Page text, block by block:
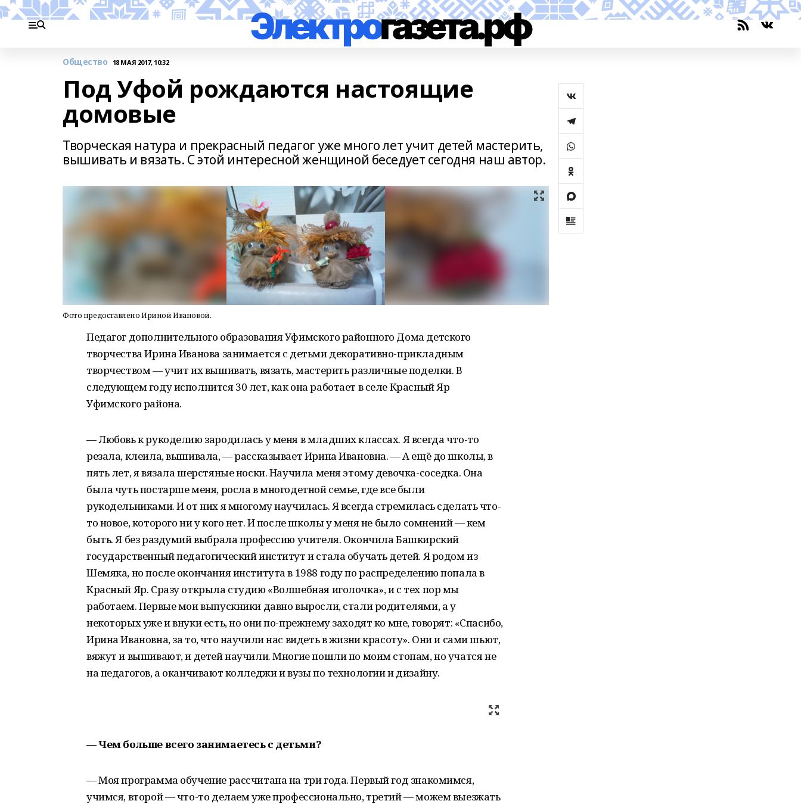
Общество 18 МАЯ 2017, 10:32
Под Уфой рождаются настоящие
домовые
Творческая натура и прекрасный педагог уже много лет учит детей мастерить,
вышивать и вязать. С этой интересной женщиной беседует сегодня наш автор.
Фото предоставлено Ириной Ивановой.
Педагог дополнительного образования Уфимского районного Дома детского
творчества Ирина Иванова занимается с детьми декоративно-прикладным
творчеством — учит их вышивать, вязать, мастерить различные поделки. В
следующем году исполнится 30 лет, как она работает в селе Красный Яр
Уфимского района.
— Любовь к рукоделию зародилась у меня в младших классах. Я всегда что-то
резала, клеила, вышивала, — рассказывает Ирина Ивановна. — А ещё до школы, в
пять лет, я вязала шерстяные носки. Научила меня этому девочка-соседка. Она
была чуть постарше меня, росла в многодетной семье, где все были
рукодельниками. И от них я многому научилась. Я всегда стремилась сделать что-
то новое, которого ни у кого нет. И после школы у меня не было сомнений — кем
быть. Я без раздумий выбрала профессию учителя. Окончила Башкирский
государственный педагогический институт и стала обучать детей. Я родом из
Шемяка, но после окончания института в 1988 году по распределению попала в
Красный Яр. Сразу открыла студию «Волшебная иголочка», и с тех пор мы
работаем. Первые мои выпускники давно выросли, стали родителями, а у
некоторых уже и внуки есть, но они по-прежнему заходят ко мне, говорят: «Спасибо,
Ирина Ивановна, за то, что научили нас видеть в жизни красоту». Они и сами шьют,
вяжут и вышивают, и детей научили. Многие пошли по моим стопам, но учатся не
на педагогов, а оканчивают колледжи и вузы по технологии и дизайну.
— Чем больше всего занимаетесь с детьми?
— Моя программа обучение рассчитана на три года. Первый год знакомимся,
учимся, второй — что-то делаем уже профессионально, третий — можем выезжать